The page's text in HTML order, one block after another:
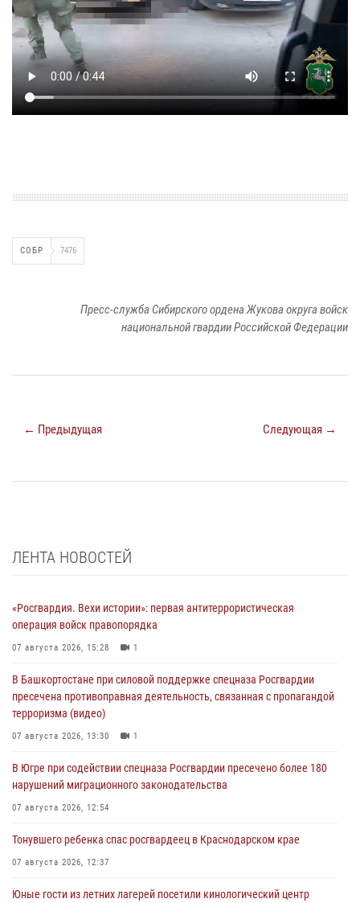
СОБР 7476
Пресс-служба Сибирского ордена Жукова округа войск
национальной гвардии Российской Федерации
← Предыдущая Следующая →
ЛЕНТА НОВОСТЕЙ
«Росгвардия. Вехи истории»: первая антитеррористическая
операция войск правопорядка
07 августа 2026, 15:28 1
В Башкортостане при силовой поддержке спецназа Росгвардии
пресечена противоправная деятельность, связанная с пропагандой
терроризма (видео)
07 августа 2026, 13:30 1
В Югре при содействии спецназа Росгвардии пресечено более 180
нарушений миграционного законодательства
07 августа 2026, 12:54
Тонувшего ребенка спас росгвардеец в Краснодарском крае
07 августа 2026, 12:37
Юные гости из летних лагерей посетили кинологический центр